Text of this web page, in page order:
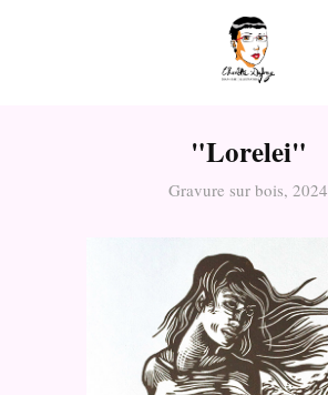
"Lorelei"
Gravure sur bois, 2024